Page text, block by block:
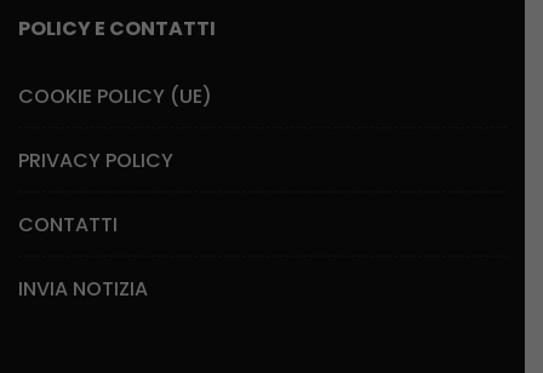
POLICY E CONTATTI
COOKIE POLICY (UE)
PRIVACY POLICY
CONTATTI
INVIA NOTIZIA